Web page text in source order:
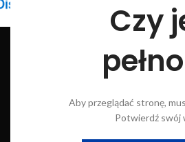
Czy
Aby przeglądać stronę,
Potwierdź swój
7 Products10 Products22